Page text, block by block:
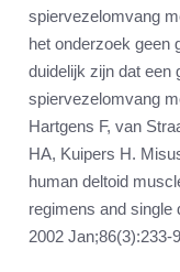
spiervezelomvang
het onderzoek geen
duidelijk zijn dat een
spiervezelomvang
Hartgens F, van
HA, Kuipers H.
human deltoid
regimens and single
2002 Jan;86(3):233-